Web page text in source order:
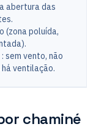
abertura das
(zona poluída,
: sem vento, não
há ventilação.
chaminé